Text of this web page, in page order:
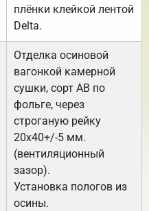
плёнки клейкой лентой
Delta.
Отделка осиновой
вагонкой камерной
сушки, сорт АВ по
фольге, через
строганую рейку
20х40+/-5 мм.
(вентиляционный
зазор).
Установка пологов из
осины.